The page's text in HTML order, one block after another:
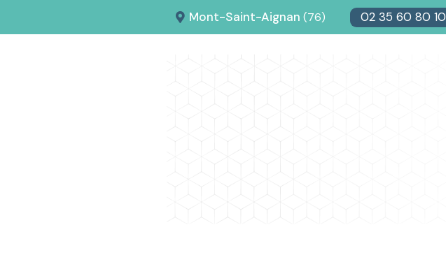
Mont-Saint-Aignan(76) 02 35 60 80 10